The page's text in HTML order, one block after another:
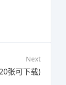
Next
张可下载)